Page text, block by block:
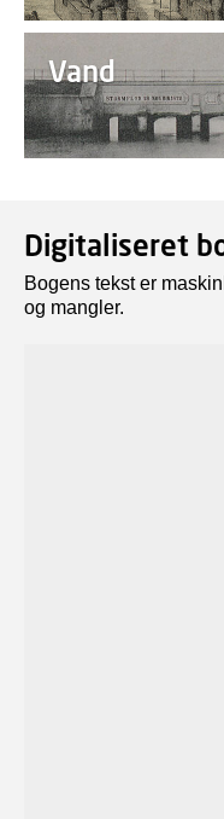
Vand
Digitaliseret
Bogens tekst er
og mangler.